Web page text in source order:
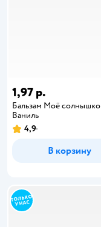
1,97 р.
Бальзам Моё солнышко
Ваниль
4,9
В корзину